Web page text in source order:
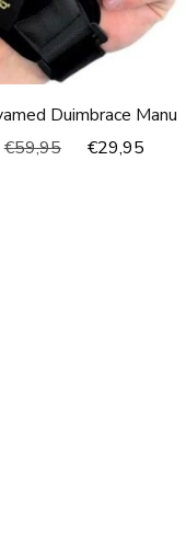
Duimbrace Manu
€59,95
Oorspronkelijke
€29,95